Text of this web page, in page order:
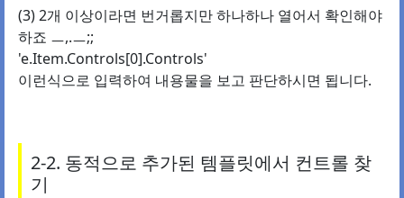
(3) 2개 이상이라면 번거롭지만 하나하나 열어서 확인해야
하죠 ㅡ,.ㅡ;;
'e.Item.Controls[0].Controls'
이런식으로 입력하여 내용물을 보고 판단하시면 됩니다.
2-2. 동적으로 추가된 템플릿에서 컨트롤 찾
기